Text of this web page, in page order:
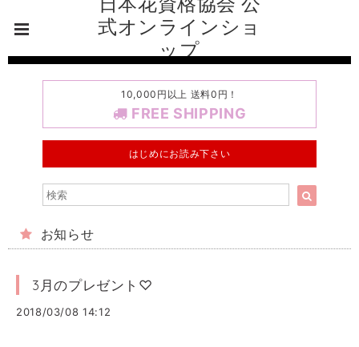
式オンラインショ
ップ
10,000円以上 送料0円！
FREE SHIPPING
はじめにお読み下さい
お知らせ
3月のプレゼント♡
2018/03/08 14:12